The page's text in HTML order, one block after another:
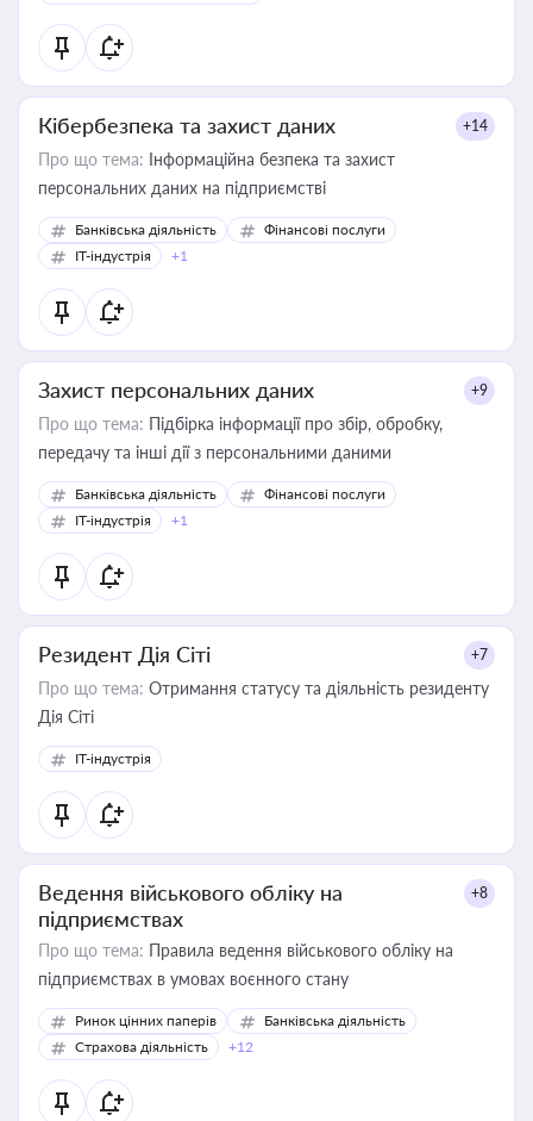
Кібербезпека та захист даних +14
Про що тема: Інформаційна безпека та захист
персональних даних на підприємстві
Банківська діяльність
Фінансові послуги
IT-індустрія
+1
Захист персональних даних +9
Про що тема: Підбірка інформації про збір, обробку,
передачу та інші дії з персональними даними
Банківська діяльність
Фінансові послуги
IT-індустрія
+1
Резидент Дія Сіті +7
Про що тема: Отримання статусу та діяльність резиденту
Дія Сіті
IT-індустрія
Ведення військового обліку на
підприємствах
+8
Про що тема: Правила ведення військового обліку на
підприємствах в умовах воєнного стану
Ринок цінних паперів
Банківська діяльність
Страхова діяльність
+12